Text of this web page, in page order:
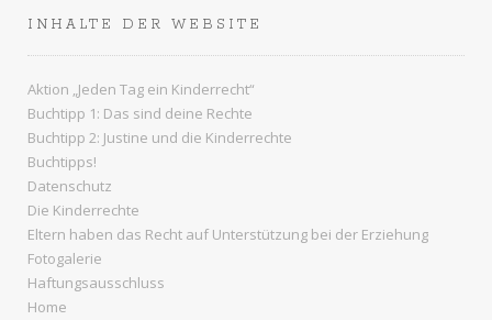
INHALTE DER WEBSITE
Aktion „Jeden Tag ein Kinderrecht“
Buchtipp 1: Das sind deine Rechte
Buchtipp 2: Justine und die Kinderrechte
Buchtipps!
Datenschutz
Die Kinderrechte
Eltern haben das Recht auf Unterstützung bei der Erziehung
Fotogalerie
Haftungsausschluss
Home